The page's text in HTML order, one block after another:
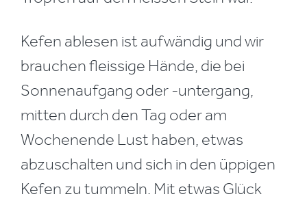
Kefen ablesen ist aufwändig und wir
brauchen fleissige Hände, die bei
Sonnenaufgang oder -untergang,
mitten durch den Tag oder am
Wochenende Lust haben, etwas
abzuschalten und sich in den üppigen
Kefen zu tummeln. Mit etwas Glück